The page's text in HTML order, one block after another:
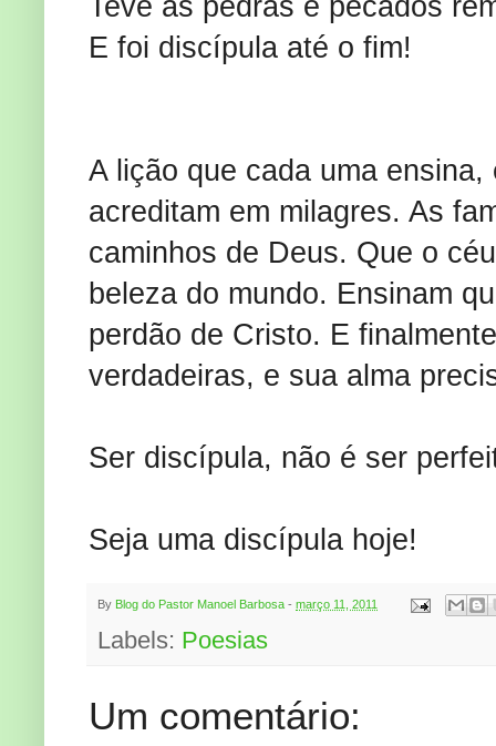
Teve as pedras e pecados
E foi discípula até o fim!
A lição que cada uma
acreditam em milagres. As
caminhos de Deus. Que o
beleza do mundo. Ensinam
perdão de Cristo. E
verdadeiras, e sua alma
Ser discípula, não é ser
Seja uma discípula hoje!
By Blog do Pastor Manoel Barbosa - março 11, 2011
Labels: Poesias
Um comentário: